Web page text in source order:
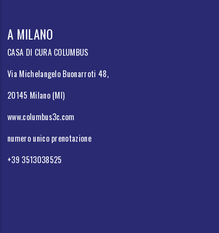
A MILANO
CASA DI CURA COLUMBUS
Via Michelangelo Buonarroti 48,
20145 Milano (MI)
www.columbus3c.com
numero unico prenotazione
+39 3513038525